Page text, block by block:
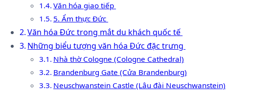
Văn hóa giao tiếp
5. Ẩm thực Đức
Văn hóa Đức trong mắt du khách quốc tế
Những biểu tượng văn hóa Đức đặc trưng
Nhà thờ Cologne (Cologne Cathedral)
Brandenburg Gate (Cửa Brandenburg)
Neuschwanstein Castle (Lâu đài Neuschwanstein)